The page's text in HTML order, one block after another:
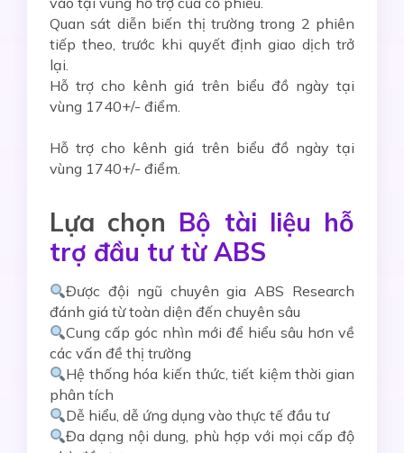
Quan sát diễn biến thị trường trong 2 phiên
tiếp theo, trước khi quyết định giao dịch trở
lại.
Hỗ trợ cho kênh giá trên biểu đồ ngày tại
vùng 1740+/- điểm.
Hỗ trợ cho kênh giá trên biểu đồ ngày tại
vùng 1740+/- điểm.
Lựa chọn Bộ tài liệu hỗ
trợ đầu tư từ ABS
Được đội ngũ chuyên gia ABS Research
đánh giá từ toàn diện đến chuyên sâu
Cung cấp góc nhìn mới để hiểu sâu hơn về
các vấn đề thị trường
Hệ thống hóa kiến thức, tiết kiệm thời gian
phân tích
Dễ hiểu, dễ ứng dụng vào thực tế đầu tư
Đa dạng nội dung, phù hợp với mọi cấp độ